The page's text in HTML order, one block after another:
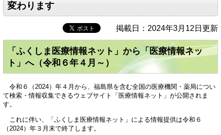
変わります
掲載日：2024年3月12日更新
「ふくしま医療情報ネット」から「医療情報ネッ
ト」へ（令和６年４月～）
令和６（2024）年４月から、福島県を含む全国の医療機関・薬局につい
て検索・情報収集できるウェブサイト「医療情報ネット」が公開されま
す。
これに伴い、「ふくしま医療情報ネット」による情報提供は令和６
（2024）年３月末で終了します。